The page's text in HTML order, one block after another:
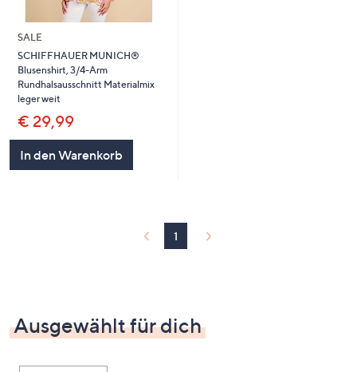
SALE
SCHIFFHAUER MUNICH®
Blusenshirt, 3/4-Arm
Rundhalsausschnitt Materialmix
leger weit
€ 29,99
In den Warenkorb
1
Ausgewählt für dich